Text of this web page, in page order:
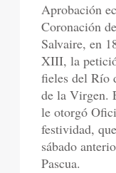
Aprobación
Coronación
Salvaire, en
XIII, la
fieles del Río
de la Virgen.
le otorgó
festividad,
sábado
Pascua.